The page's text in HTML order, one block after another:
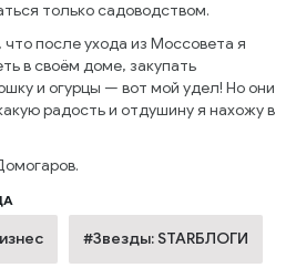
только садоводством.
после ухода из Моссовета я
в своём доме, закупать
и огурцы — вот мой удел! Но они
радость и отдушину я нахожу в
#Звезды: STARБЛОГИ